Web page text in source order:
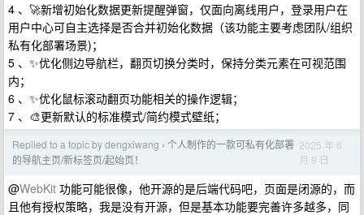
4 、🚀新增初始化数据更新提醒弹窗，仅面向离线用户，登录用户在
用户中心可自主选择是否合并初始化数据（该功能主要考虑团队/组织
私有化部署场景)；
5 、✨优化侧边导航栏，翻页切换分类时，保持分类元素在可视范围
内；
6 、✨优化鼠标滚动翻页功能相关的操作逻辑；
7 、🎨更新默认的标准模式/简约模式壁纸；
Replied to a topic by dengxiwang › 个人制作的一款可私有化部署
的导航主页/新标签页/起始页！
2025 年 6
月 9 日
@WebKit 功能可能很像，他开源的是后端代码吧，页面是闭源的，而
且他有授权策略，我是没有开源，但是基本功能要完善许多越多，同